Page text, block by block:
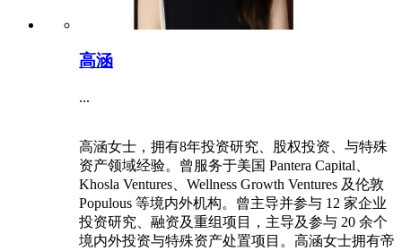
高涵
...
高涵女士，拥有8年投资研究、股权投资、与特殊
资产领域经验。曾服务于美国 Pantera Capital、
Khosla Ventures、Wellness Growth Ventures 及伦敦
Populous 等境内外机构。曾主导并参与 12 家企业
投资研究、融资及重组项目，主导及参与 20 余个
境内外投资与特殊资产处置项目。高涵女士拥有帝